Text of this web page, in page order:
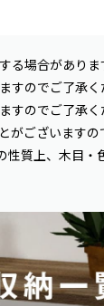
る場合がありま
すのでご了承く
すのでご了承く
がございますの
質上、木目